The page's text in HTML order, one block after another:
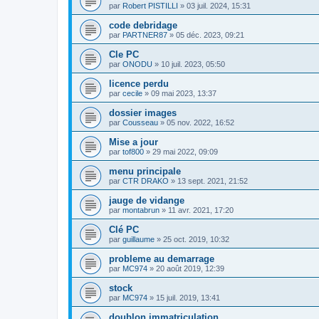
par Robert PISTILLI » 03 juil. 2024, 15:31
code debridage
par PARTNER87 » 05 déc. 2023, 09:21
Cle PC
par ONODU » 10 juil. 2023, 05:50
licence perdu
par cecile » 09 mai 2023, 13:37
dossier images
par Cousseau » 05 nov. 2022, 16:52
Mise a jour
par tof800 » 29 mai 2022, 09:09
menu principale
par CTR DRAKO » 13 sept. 2021, 21:52
jauge de vidange
par montabrun » 11 avr. 2021, 17:20
Clé PC
par guillaume » 25 oct. 2019, 10:32
probleme au demarrage
par MC974 » 20 août 2019, 12:39
stock
par MC974 » 15 juil. 2019, 13:41
doublon immatriculation